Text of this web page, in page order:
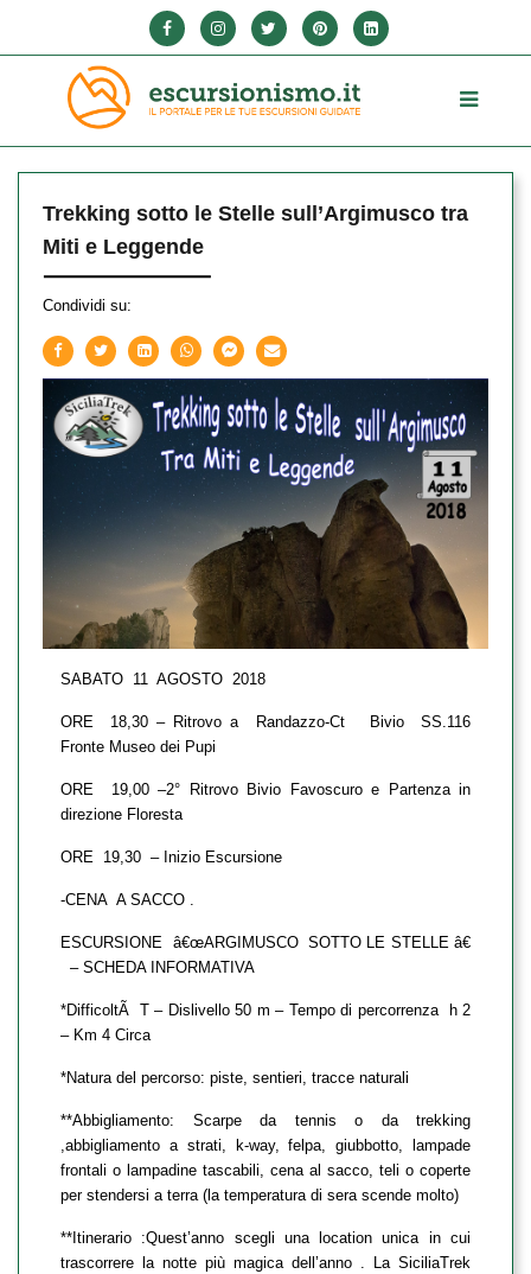
Trekking sotto le Stelle sull’Argimusco tra
Miti e Leggende
Condividi su:
SABATO 11 AGOSTO 2018
ORE 18,30 – Ritrovo a Randazzo-Ct Bivio SS.116
Fronte Museo dei Pupi
ORE 19,00 –2° Ritrovo Bivio Favoscuro e Partenza in
direzione Floresta
ORE 19,30 – Inizio Escursione
-CENA A SACCO .
ESCURSIONE â€œARGIMUSCO SOTTO LE STELLE â€
– SCHEDA INFORMATIVA
*DifficoltÃ T – Dislivello 50 m – Tempo di percorrenza h 2
– Km 4 Circa
*Natura del percorso: piste, sentieri, tracce naturali
**Abbigliamento: Scarpe da tennis o da trekking
,abbigliamento a strati, k-way, felpa, giubbotto, lampade
frontali o lampadine tascabili, cena al sacco, teli o coperte
per stendersi a terra (la temperatura di sera scende molto)
**Itinerario :Quest’anno scegli una location unica in cui
trascorrere la notte più magica dell’anno . La SiciliaTrek